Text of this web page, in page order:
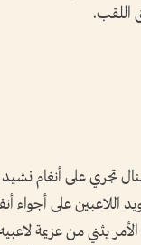
اللقب.
تجري على أنغام
اللاعبين على أجواء
لم يترك الأمر يثني من